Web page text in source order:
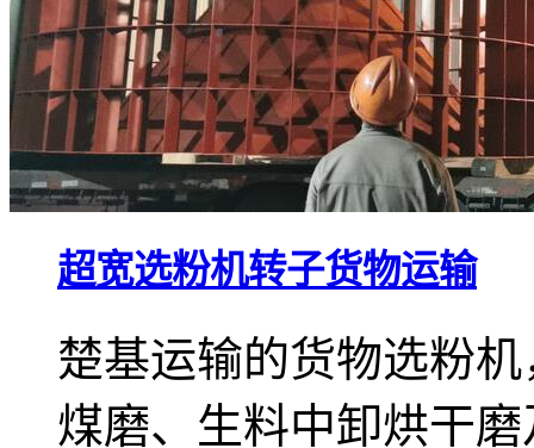
超宽选粉机转子货物运输
楚基运输的货物选粉
煤磨、生料中卸烘干